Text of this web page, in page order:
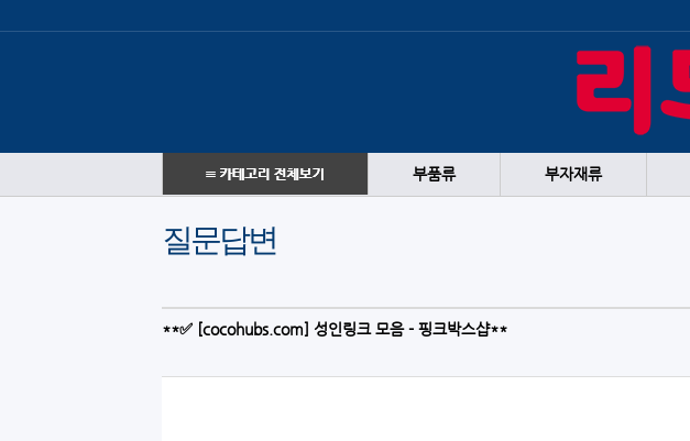
부품류 부자재류
질문답변
**✅ [cocohubs.com] 성인링크 모음 - 핑크박스샵**